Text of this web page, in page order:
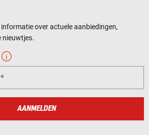
informatie over actuele aanbiedingen,
nieuwtjes.
AANMELDEN